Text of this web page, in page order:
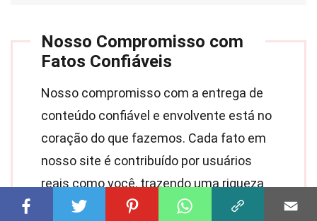
Nosso Compromisso com
Fatos Confiáveis
Nosso compromisso com a entrega de
conteúdo confiável e envolvente está no
coração do que fazemos. Cada fato em
nosso site é contribuído por usuários
reais como você, trazendo uma riqueza
de percepções e informações diversas.